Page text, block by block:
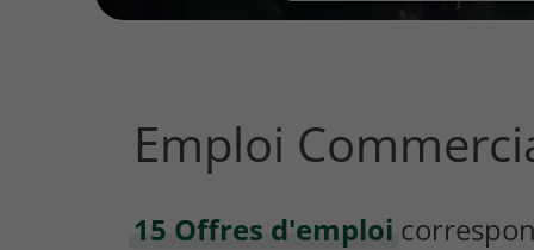
vous
Emploi
15 Offres d'emploi